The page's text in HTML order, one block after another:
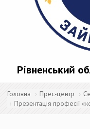
Рівненський
Головна Прес-центр
Презентація професії